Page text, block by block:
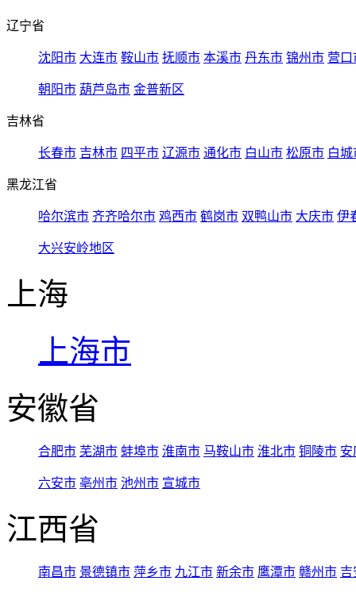
辽宁省
沈阳市 大连市 鞍山市 抚顺市 本溪市 丹东市 锦州市 营口
朝阳市 葫芦岛市 金普新区
吉林省
长春市 吉林市 四平市 辽源市 通化市 白山市 松原市 白城
黑龙江省
哈尔滨市 齐齐哈尔市 鸡西市 鹤岗市 双鸭山市 大庆市 伊
大兴安岭地区
上海
上海市
安徽省
合肥市 芜湖市 蚌埠市 淮南市 马鞍山市 淮北市 铜陵市 安
六安市 亳州市 池州市 宣城市
江西省
南昌市 景德镇市 萍乡市 九江市 新余市 鹰潭市 赣州市 吉